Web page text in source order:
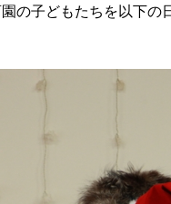
の子どもたちを以下